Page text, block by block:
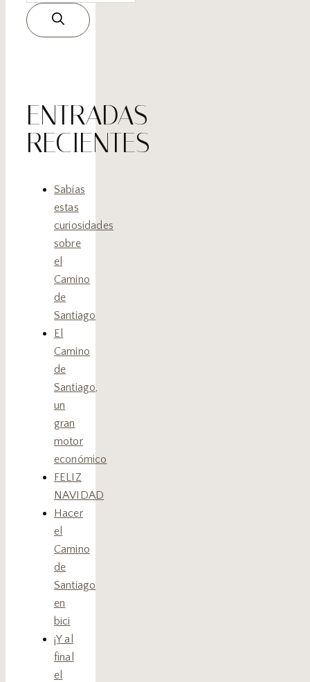
ENTRADAS
RECIENTES
Sabías
estas
curiosidades
sobre
el
Camino
de
Santiago
El
Camino
de
Santiago,
un
gran
motor
económico
FELIZ
NAVIDAD
Hacer
el
Camino
de
Santiago
en
bici
¡Y al
final
el